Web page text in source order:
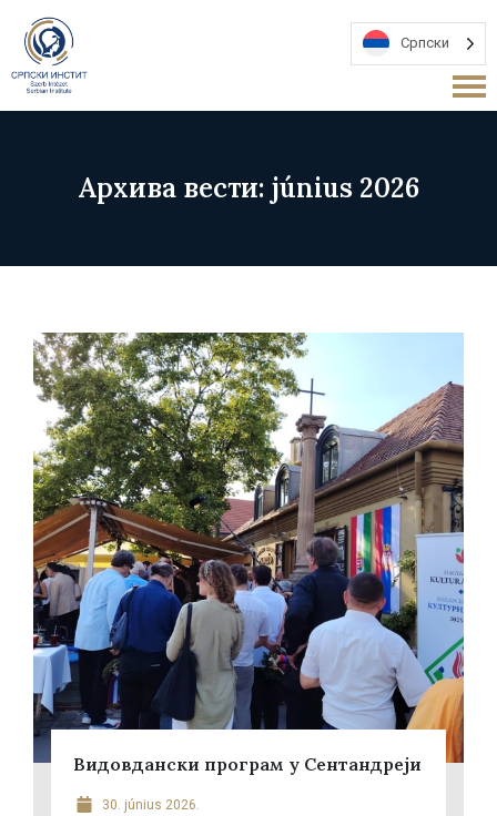
Српски
Архива вести: június 2026
Видовдански програм у Сентандреји
30. június 2026.